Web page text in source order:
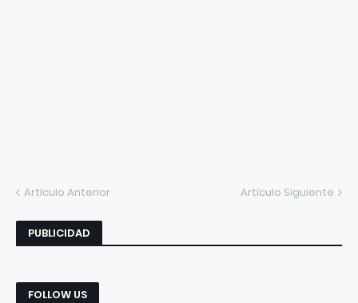
Artículo Anterior Artículo Siguiente
PUBLICIDAD
FOLLOW US